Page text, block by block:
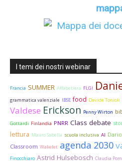
I temi dei nostri webinar
Francia SUMMER Alfabetiera FLGI
grammatica valenziale IBSE food Davide Tonioli
Valdese Erickson Penny Wirton
Gottardi Finlandia PNRR Class debate
lettura Mauro Sabella scuola inclusiva AI
Classroom Wakelet agenda 2030
Finocchiaro Astrid Hulsebosch Claudia